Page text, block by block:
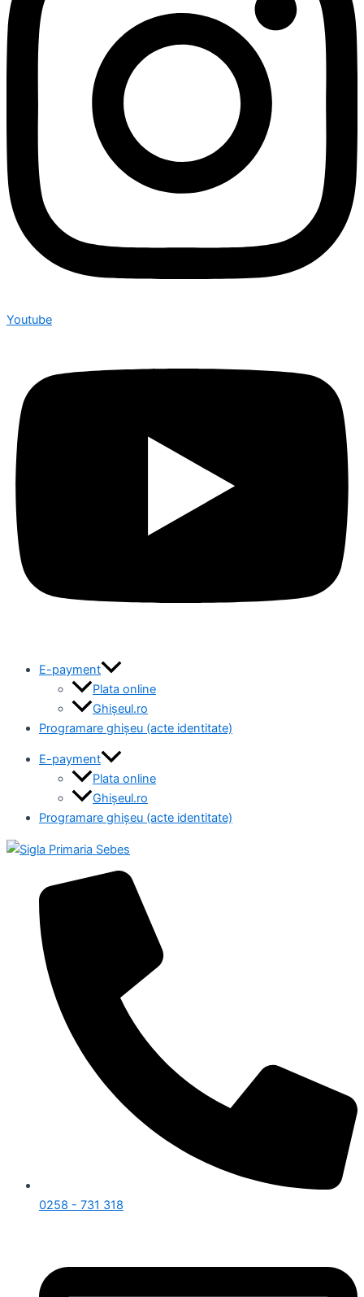
Youtube
E-payment
Plata online
Ghișeul.ro
Programare ghișeu (acte identitate)
E-payment
Plata online
Ghișeul.ro
Programare ghișeu (acte identitate)
0258 - 731 318